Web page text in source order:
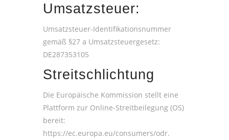
Umsatzsteuer:
Umsatzsteuer-Identifikationsnummer
gemäß §27 a Umsatzsteuergesetz:
DE287353105
Streitschlichtung
Die Europäische Kommission stellt eine
Plattform zur Online-Streitbeilegung (OS)
bereit:
https://ec.europa.eu/consumers/odr.